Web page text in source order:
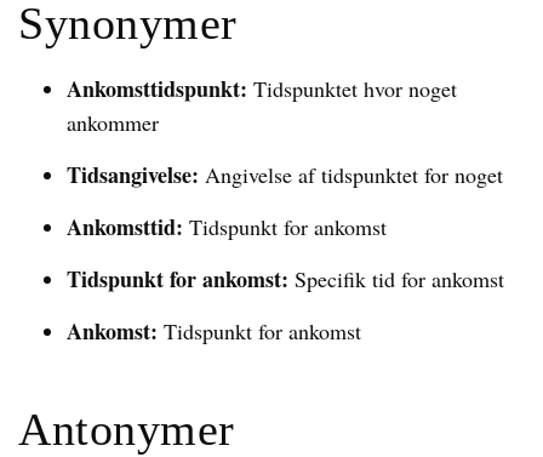
Synonymer
Ankomsttidspunkt: Tidspunktet hvor noget
ankommer
Tidsangivelse: Angivelse af tidspunktet for noget
Ankomsttid: Tidspunkt for ankomst
Tidspunkt for ankomst: Specifik tid for ankomst
Ankomst: Tidspunkt for ankomst
Antonymer